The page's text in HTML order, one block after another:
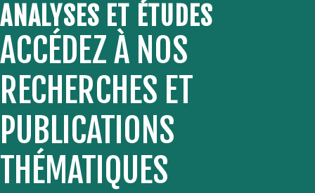
ANALYSES ET ÉTUDES
ACCÉDEZ À NOS
RECHERCHES ET
PUBLICATIONS
THÉMATIQUES